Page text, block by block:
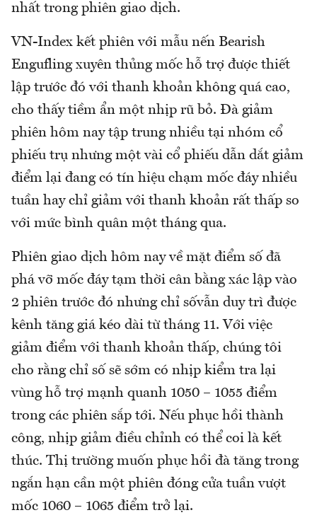
nhất trong phiên giao dịch.
VN-Index kết phiên với mẫu nến Bearish
Engufling xuyên thủng mốc hỗ trợ được thiết
lập trước đó với thanh khoản không quá cao,
cho thấy tiềm ẩn một nhịp rũ bỏ. Đà giảm
phiên hôm nay tập trung nhiều tại nhóm cổ
phiếu trụ nhưng một vài cổ phiếu dẫn dắt giảm
điểm lại đang có tín hiệu chạm mốc đáy nhiều
tuần hay chỉ giảm với thanh khoản rất thấp so
với mức bình quân một tháng qua.
Phiên giao dịch hôm nay về mặt điểm số đã
phá vỡ mốc đáy tạm thời cân bằng xác lập vào
2 phiên trước đó nhưng chỉ sốvẫn duy trì được
kênh tăng giá kéo dài từ tháng 11. Với việc
giảm điểm với thanh khoản thấp, chúng tôi
cho rằng chỉ số sẽ sớm có nhịp kiểm tra lại
vùng hỗ trợ mạnh quanh 1050 – 1055 điểm
trong các phiên sắp tới. Nếu phục hồi thành
công, nhịp giảm điều chỉnh có thể coi là kết
thúc. Thị trường muốn phục hồi đà tăng trong
ngắn hạn cần một phiên đóng cửa tuần vượt
mốc 1060 – 1065 điểm trở lại.